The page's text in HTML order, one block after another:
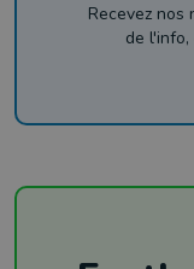
Recevez
de